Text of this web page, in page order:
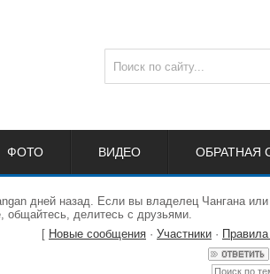
ФОТО ВИДЕО ОБРАТНАЯ
дней назад. Если вы владелец Чангана или
делитесь с друзьями.
[ Новые сообщения · Участники ·